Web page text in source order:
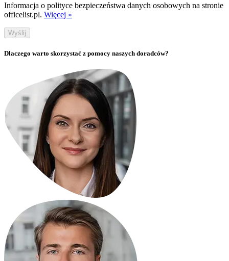
Informacja o polityce bezpieczeństwa danych osobowych na stronie
officelist.pl. Więcej »
Wyślij
Dlaczego warto skorzystać z pomocy naszych doradców?